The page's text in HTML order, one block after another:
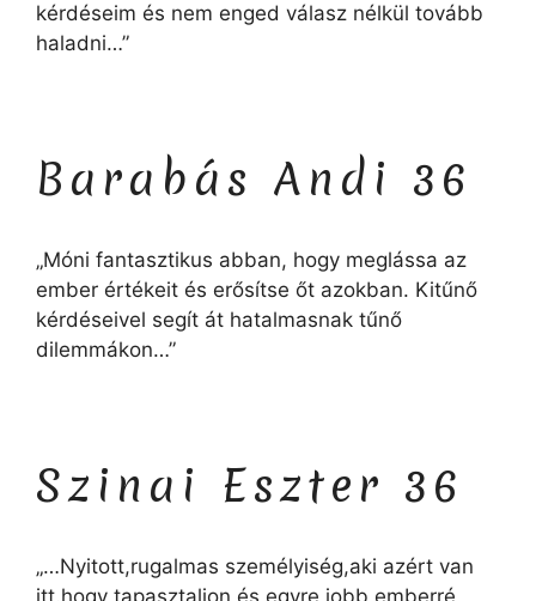
kérdéseim és nem enged válasz nélkül tovább
haladni…”
Barabás Andi 36
„Móni fantasztikus abban, hogy meglássa az
ember értékeit és erősítse őt azokban. Kitűnő
kérdéseivel segít át hatalmasnak tűnő
dilemmákon…”
Szinai Eszter 36
„…Nyitott,rugalmas személyiség,aki azért van
itt,hogy tapasztaljon és egyre jobb emberré